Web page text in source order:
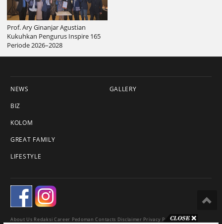
Prof. Ary Ginanjar Agustian
Kukuhkan Pengurus Inspire 165
Periode 2026–2028
NEWS
BIZ
KOLOM
GREAT FAMILY
LIFESTYLE
GALLERY
About Us Redaksi Career Pedoman Contacts Disclaimer Privacy Policy